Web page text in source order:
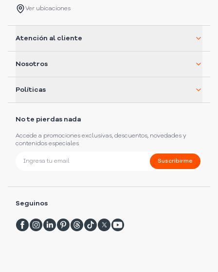
Ver ubicaciones
Atención al cliente
Nosotros
Políticas
No te pierdas nada
Accede a promociones exclusivas, descuentos, novedades y
contenidos especiales
Suscribirme
Seguinos